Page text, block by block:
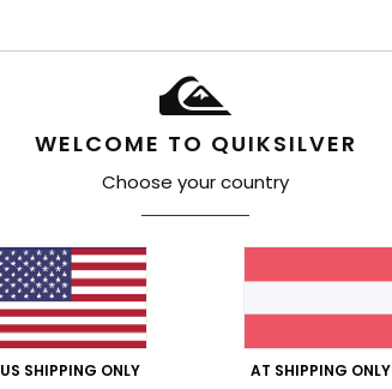
WELCOME TO QUIKSILVER
Choose your country
US SHIPPING ONLY AT SHIPPING ONLY